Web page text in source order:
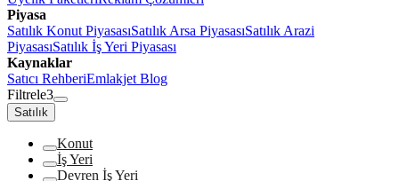
Piyasa
Satılık Konut PiyasasıSatılık Arsa PiyasasıSatılık Arazi
PiyasasıSatılık İş Yeri Piyasası
Kaynaklar
Satıcı RehberiEmlakjet Blog
Filtrele3
Satılık
Konut
İş Yeri
Devren İş Yeri